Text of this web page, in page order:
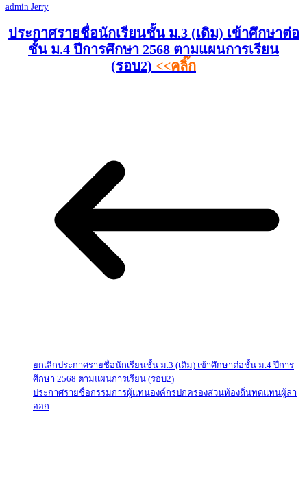
admin Jerry
ประกาศรายชื่อนักเรียนชั้น ม.3 (เดิม) เข้าศึกษาต่อ
ชั้น ม.4 ปีการศึกษา 2568 ตามแผนการเรียน
(รอบ2) <<คลิ๊ก
ยกเลิกประกาศรายชื่อนักเรียนชั้น ม.3 (เดิม) เข้าศึกษาต่อชั้น ม.4 ปีการ
ศึกษา 2568 ตามแผนการเรียน (รอบ2)
ประกาศรายชื่อกรรมการผู้แทนองค์กรปกครองส่วนท้องถิ่นทดแทนผู้ลา
ออก